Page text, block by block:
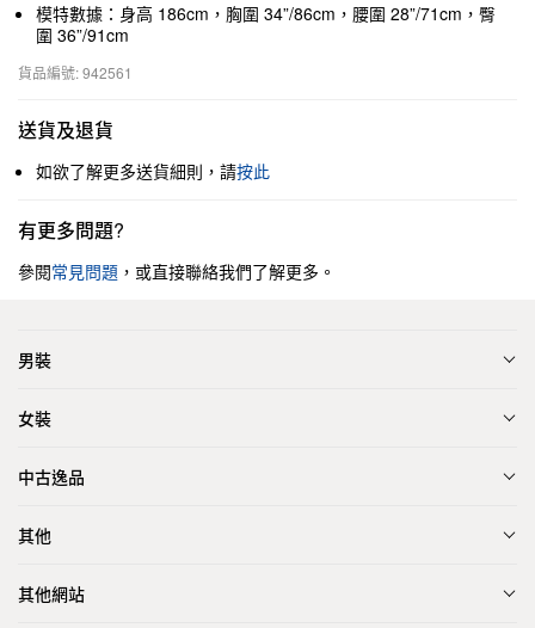
模特數據：身高 186cm，胸圍 34”/86cm，腰圍 28”/71cm，臀
圍 36”/91cm
貨品編號: 942561
送貨及退貨
如欲了解更多送貨細則，請按此
有更多問題?
參閱常見問題 ，或直接聯絡我們了解更多。
男裝
女裝
中古逸品
其他
其他網站